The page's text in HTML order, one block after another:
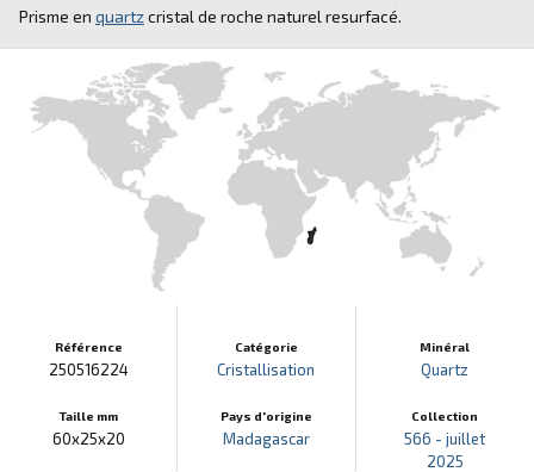
Prisme en quartzcristal de roche naturel resurfacé.
Référence
250516224
Taille mm
60x25x20
Catégorie
Cristallisation
Pays d'origine
Madagascar
Minéral
Quartz
Collection
566 - juillet
2025